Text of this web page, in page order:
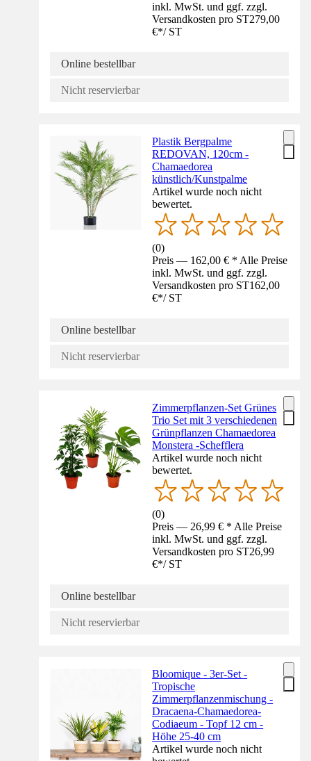
inkl. MwSt. und ggf. zzgl.
Versandkosten pro ST279,00
€*/ ST
Online bestellbar
Nicht reservierbar
Plastik Bergpalme
REDOVAN, 120cm -
Chamaedorea
künstlich/Kunstpalme
Artikel wurde noch nicht
bewertet.
(0)
Preis — 162,00 € * Alle Preise
inkl. MwSt. und ggf. zzgl.
Versandkosten pro ST162,00
€*/ ST
Online bestellbar
Nicht reservierbar
Zimmerpflanzen-Set Grünes
Trio Set mit 3 verschiedenen
Grünpflanzen Chamaedorea
Monstera -Schefflera
Artikel wurde noch nicht
bewertet.
(0)
Preis — 26,99 € * Alle Preise
inkl. MwSt. und ggf. zzgl.
Versandkosten pro ST26,99
€*/ ST
Online bestellbar
Nicht reservierbar
Bloomique - 3er-Set -
Tropische
Zimmerpflanzenmischung -
Dracaena-Chamaedorea-
Codiaeum - Topf 12 cm -
Höhe 25-40 cm
Artikel wurde noch nicht